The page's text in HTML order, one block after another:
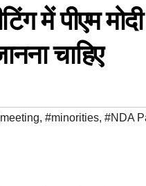
में पीएम
चाहिए
, #minorities, #NDA